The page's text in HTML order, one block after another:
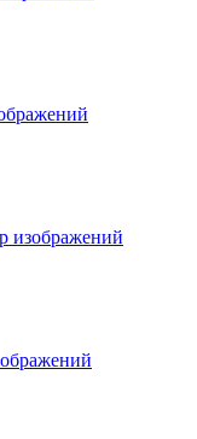
изображений